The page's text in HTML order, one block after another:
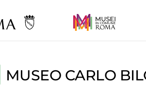
MUSEO CARLO